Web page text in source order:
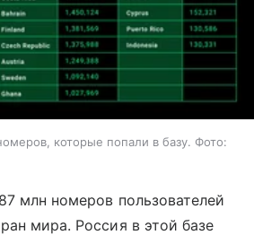
которые попали в базу. Фото:
млн номеров пользователей
мира. Россия в этой базе